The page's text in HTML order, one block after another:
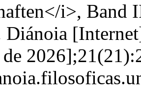
i>,
de